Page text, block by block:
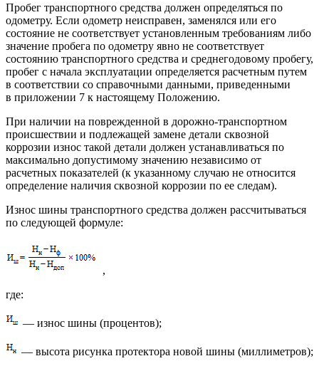
Пробег транспортного средства должен определяться по
одометру. Если одометр неисправен, заменялся или его
состояние не соответствует установленным требованиям либо
значение пробега по одометру явно не соответствует
состоянию транспортного средства и среднегодовому пробегу,
пробег с начала эксплуатации определяется расчетным путем
в соответствии со справочными данными, приведенными
в приложении 7 к настоящему Положению.
При наличии на поврежденной в дорожно-транспортном
происшествии и подлежащей замене детали сквозной
коррозии износ такой детали должен устанавливаться по
максимально допустимому значению независимо от
расчетных показателей (к указанному случаю не относится
определение наличия сквозной коррозии по ее следам).
Износ шины транспортного средства должен рассчитываться
по следующей формуле:
,
где:
— износ шины (процентов);
— высота рисунка протектора новой шины (миллиметров);